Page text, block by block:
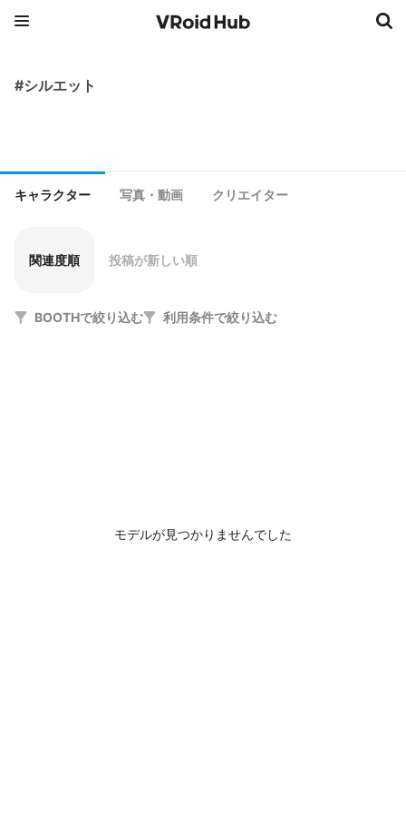
#シルエット
キャラクター 写真・動画 クリエイター
関連度順 投稿が新しい順
BOOTHで絞り込む 利用条件で絞り込む
モデルが見つかりませんでした